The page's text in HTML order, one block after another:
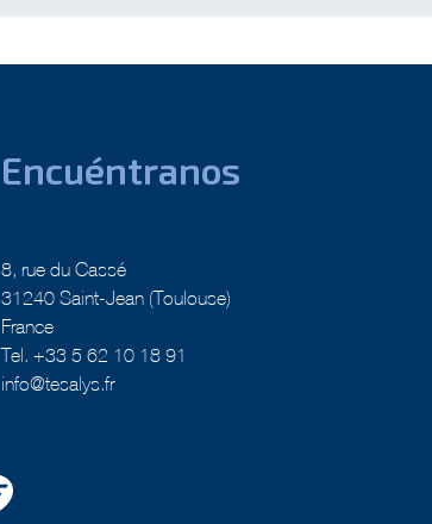
Encuéntranos
8, rue du Cassé
31240 Saint-Jean (Toulouse)
France
Tel. +33 5 62 10 18 91
info@tesalys.fr